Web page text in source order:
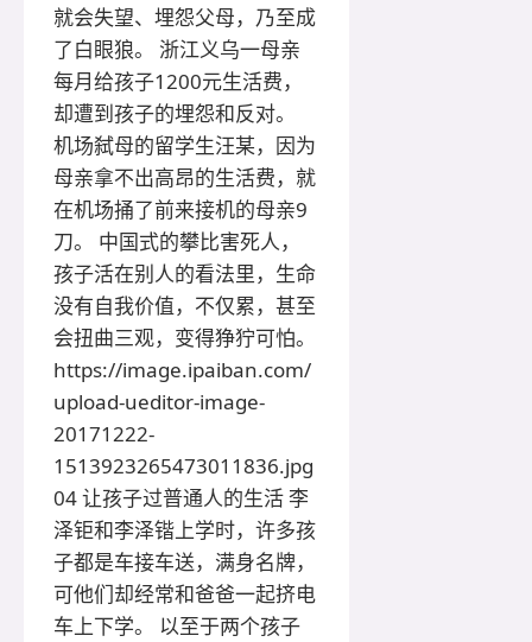
就会失望、埋怨父母，乃至成
了白眼狼。 浙江义乌一母亲
每月给孩子1200元生活费，
却遭到孩子的埋怨和反对。
机场弑母的留学生汪某，因为
母亲拿不出高昂的生活费，就
在机场捅了前来接机的母亲9
刀。 中国式的攀比害死人，
孩子活在别人的看法里，生命
没有自我价值，不仅累，甚至
会扭曲三观，变得狰狞可怕。
https://image.ipaiban.com/
upload-ueditor-image-
20171222-
1513923265473011836.jpg
04 让孩子过普通人的生活 李
泽钜和李泽锴上学时，许多孩
子都是车接车送，满身名牌，
可他们却经常和爸爸一起挤电
车上下学。 以至于两个孩子